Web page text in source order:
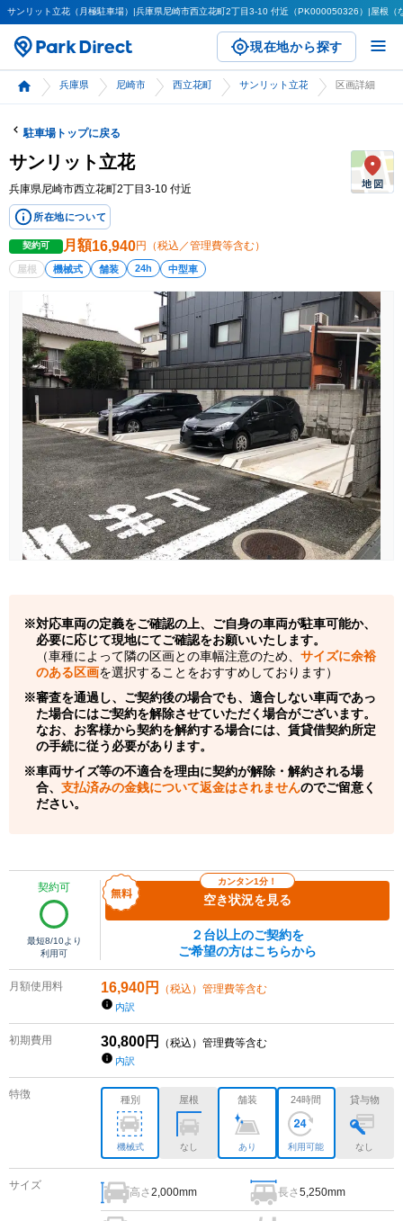
サンリット立花（月極駐車場）|兵庫県尼崎市西立花町2丁目3-10 付近（PK000050326）|屋根
現在地から探す
兵庫県 尼崎市 西立花町 サンリット立花 区画詳細
駐車場トップに戻る
サンリット立花
兵庫県尼崎市西立花町2丁目3-10 付近
所在地について
契約可 月額16,940円（税込／管理費等含む）
屋根 機械式 舗装 24h 中型車
対応車両の定義をご確認の上、ご自身の車両が駐車可能か、
必要に応じて現地にてご確認をお願いいたします。
（車種によって隣の区画との車幅注意のため、 サイズに余裕
のある区画を選択することをおすすめしております）
審査を通過し、ご契約後の場合でも、適合しない車両であっ
た場合にはご契約を解除させていただく場合がございます。
なお、お客様から契約を解約する場合には、賃貸借契約所定
の手続に従う必要があります。
車両サイズ等の不適合を理由に契約が解除・解約される場
合、 支払済みの金銭について返金はされませんのでご留意く
ださい。
契約可
最短8/10より
利用可
カンタン1分！
空き状況を見る
２台以上のご契約を
ご希望の方はこちらから
月額使用料 16,940円 （税込）管理費等含む
内訳
初期費用 30,800円 （税込）管理費等含む
内訳
特徴 種別
機械式
屋根
なし
舗装
あり
24時間
利用可能
貸与物
なし
サイズ
高さ2,000mm 長さ5,250mm